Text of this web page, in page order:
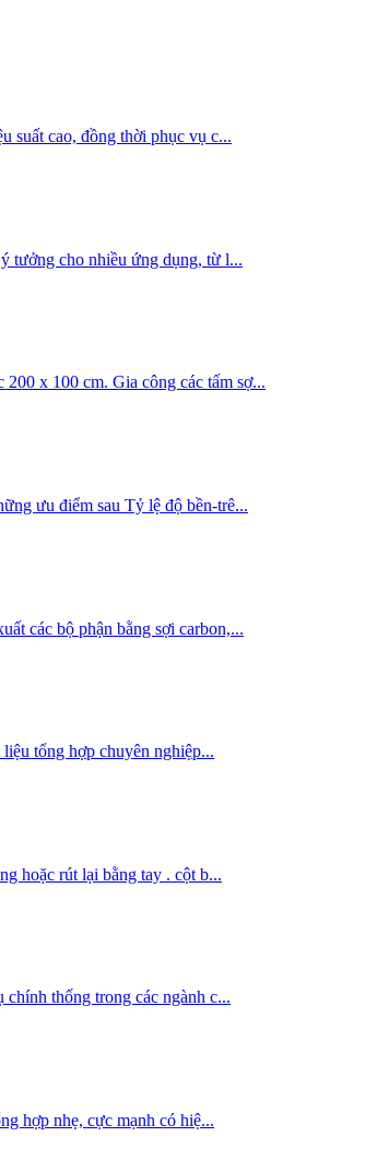
suất cao, đồng thời phục vụ c...
tưởng cho nhiều ứng dụng, từ l...
x 100 cm. Gia công các tấm sợ...
ưu điểm sau Tỷ lệ độ bền-trê...
các bộ phận bằng sợi carbon,...
tổng hợp chuyên nghiệp...
hoặc rút lại bằng tay . cột b...
thống trong các ngành c...
hợp nhẹ, cực mạnh có hiệ...